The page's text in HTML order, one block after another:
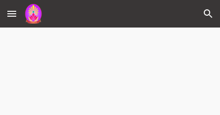
Skip to main content Skip to navigation